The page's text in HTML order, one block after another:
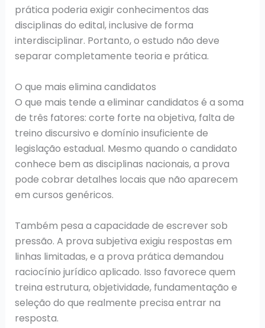
prática poderia exigir conhecimentos das
disciplinas do edital, inclusive de forma
interdisciplinar. Portanto, o estudo não deve
separar completamente teoria e prática.
O que mais elimina candidatos
O que mais tende a eliminar candidatos é a soma
de três fatores: corte forte na objetiva, falta de
treino discursivo e domínio insuficiente de
legislação estadual. Mesmo quando o candidato
conhece bem as disciplinas nacionais, a prova
pode cobrar detalhes locais que não aparecem
em cursos genéricos.
Também pesa a capacidade de escrever sob
pressão. A prova subjetiva exigiu respostas em
linhas limitadas, e a prova prática demandou
raciocínio jurídico aplicado. Isso favorece quem
treina estrutura, objetividade, fundamentação e
seleção do que realmente precisa entrar na
resposta.